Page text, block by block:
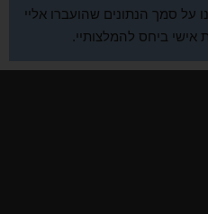
על סמך הנתונים שהועברו אליי
ביחס להמלצותיי.